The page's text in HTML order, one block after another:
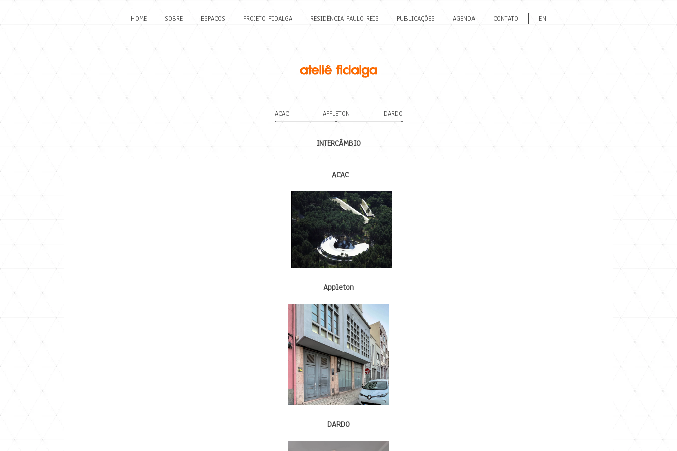
HOME SOBRE ESPAÇOS PROJETO FIDALGA RESIDÊNCIA PAULO REIS PUBLICAÇÕES AGENDA CONTATO EN
ACAC APPLETON DARDO
INTERCÂMBIO
ACAC
Appleton
DARDO